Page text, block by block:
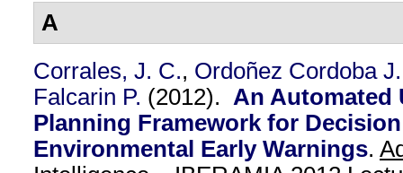
A
Corrales, J. C., Ordoñez Cordoba
Falcarin P. (2012). An Automated
Planning Framework for
Environmental Early Warnings.